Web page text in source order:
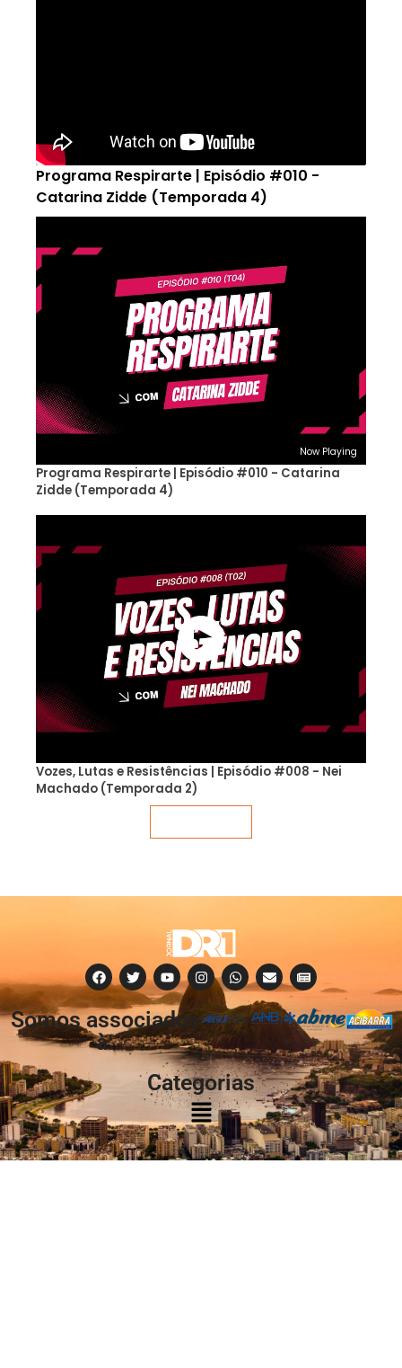
Programa Respirarte | Episódio #010 -
Catarina Zidde (Temporada 4)
Now Playing
Programa Respirarte | Episódio #010 - Catarina
Zidde (Temporada 4)
Vozes, Lutas e Resistências | Episódio #008 - Nei
Machado (Temporada 2)
Somos associados
à:
Categorias